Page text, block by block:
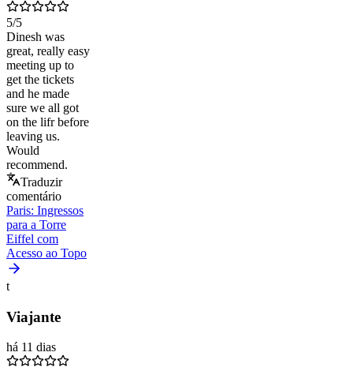
5/5
Dinesh was
great, really easy
meeting up to
get the tickets
and he made
sure we all got
on the lifr before
leaving us.
Would
recommend.
Traduzir
comentário
Paris: Ingressos
para a Torre
Eiffel com
Acesso ao Topo
t
Viajante
há 11 dias